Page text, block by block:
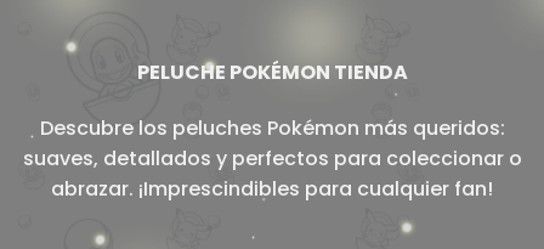
PELUCHE POKÉMON TIENDA
Descubre los peluches Pokémon más queridos:
suaves, detallados y perfectos para coleccionar o
abrazar. ¡Imprescindibles para cualquier fan!